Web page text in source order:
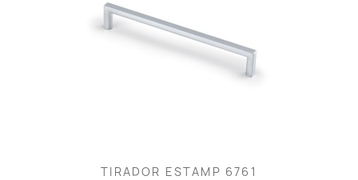
TIRADOR ESTAMP 6761